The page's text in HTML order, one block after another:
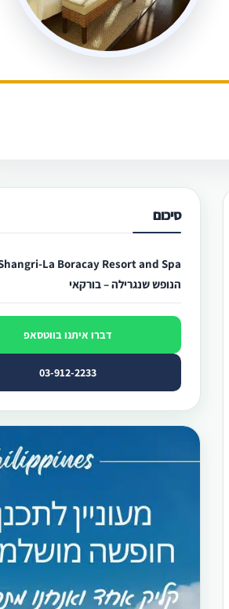
סיכום
הנופש שנגרילה – בורקאי
דברו איתנו בווטסאפ
03-912-2233